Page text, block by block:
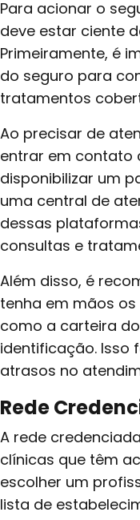
Para acionar o
deve estar ciente
Primeiramente, é
do seguro para
tratamentos
Ao precisar de
entrar em contato
disponibilizar um
uma central de
dessas
consultas e
Além disso, é
tenha em mãos
como a carteira
identificação. Isso
atrasos no
Rede
A rede
clínicas que têm
escolher um
lista de